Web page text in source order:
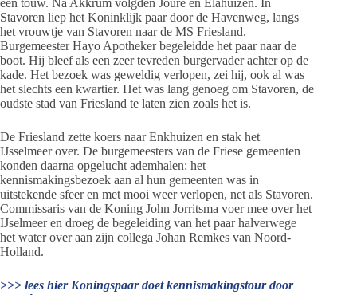
Stavoren liep het Koninklijk paar door de Havenweg, langs
het vrouwtje van Stavoren naar de MS Friesland.
Burgemeester Hayo Apotheker begeleidde het paar naar de
boot. Hij bleef als een zeer tevreden burgervader achter op de
kade. Het bezoek was geweldig verlopen, zei hij, ook al was
het slechts een kwartier. Het was lang genoeg om Stavoren, de
oudste stad van Friesland te laten zien zoals het is.
De Friesland zette koers naar Enkhuizen en stak het
IJsselmeer over. De burgemeesters van de Friese gemeenten
konden daarna opgelucht ademhalen: het
kennismakingsbezoek aan al hun gemeenten was in
uitstekende sfeer en met mooi weer verlopen, net als Stavoren.
Commissaris van de Koning John Jorritsma voer mee over het
IJselmeer en droeg de begeleiding van het paar halverwege
het water over aan zijn collega Johan Remkes van Noord-
Holland.
>>> lees hier Koningspaar doet kennismakingstour door